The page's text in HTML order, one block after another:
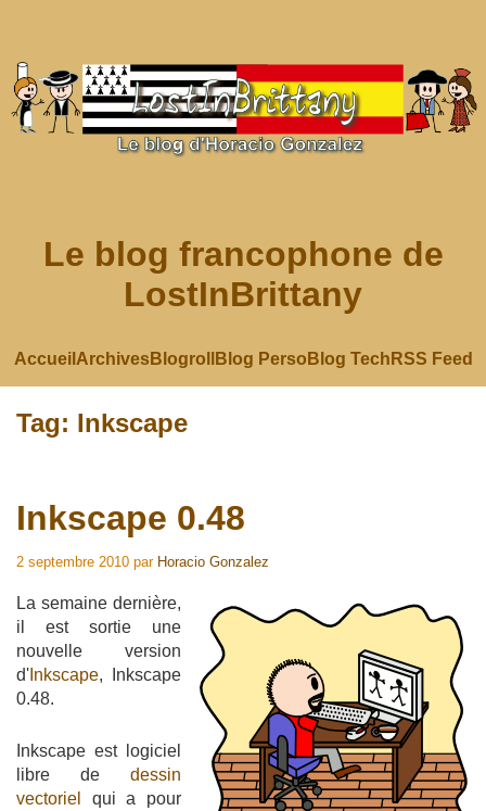
Le blog francophone de
LostInBrittany
Accueil ArchivesBlogroll Blog Perso Blog Tech RSS Feed
Tag: Inkscape
Inkscape 0.48
2 septembre 2010 par Horacio Gonzalez
La semaine dernière,
il est sortie une
nouvelle version
d' Inkscape, Inkscape
0.48.
Inkscape est logiciel
libre de dessin
vectoriel
qui a pour